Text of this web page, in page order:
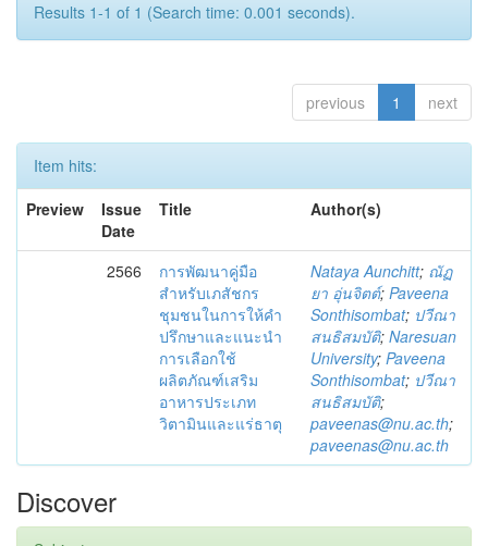
Results 1-1 of 1 (Search time: 0.001 seconds).
previous 1 next
Item hits:
Preview
Issue
Date
Title Author(s)
2566
การพัฒนาคู่มือ
สำหรับเภสัชกร
ชุมชนในการให้คำ
ปรึกษาและแนะนำ
การเลือกใช้
ผลิตภัณฑ์เสริม
อาหารประเภท
วิตามินและแร่ธาตุ
Nataya Aunchitt; ณัฏ
ยา อุ่นจิตต์; Paveena
Sonthisombat; ปวีณา
สนธิสมบัติ; Naresuan
University; Paveena
Sonthisombat; ปวีณา
สนธิสมบัติ;
paveenas@nu.ac.th;
paveenas@nu.ac.th
Discover